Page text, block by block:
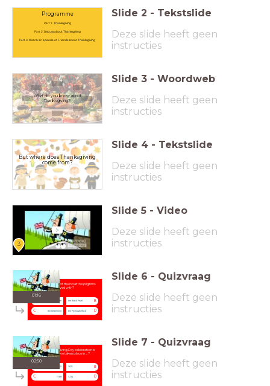
Programme
Part 1: Thanksgiving
Part 2: Discuss about Thanksgiving
Part 3: Watch an episode of Friends about Thanksgiving
Slide 2 - Tekstslide
Deze slide heeft geen
instructies
What do you know about
Thanksgiving?
Slide 3 - Woordweb
Deze slide heeft geen
instructies
But where does Thanksgiving
come from?
Slide 4 - Tekstslide
Deze slide heeft geen
instructies
3
Slide 5 - Video
Deze slide heeft geen
instructies
01:16
What is the name of the boat the pilgrims
arrived with?
the Mayflower B
the Black Pearl
C the Settlement D
the Plymouth Rock
Slide 6 - Quizvraag
Deze slide heeft geen
instructies
02:50
The first Thanksgiving Day celebration is
thought to have taken place in ... ?
1620 B
1621
C 1789 D
1720
Slide 7 - Quizvraag
Deze slide heeft geen
instructies